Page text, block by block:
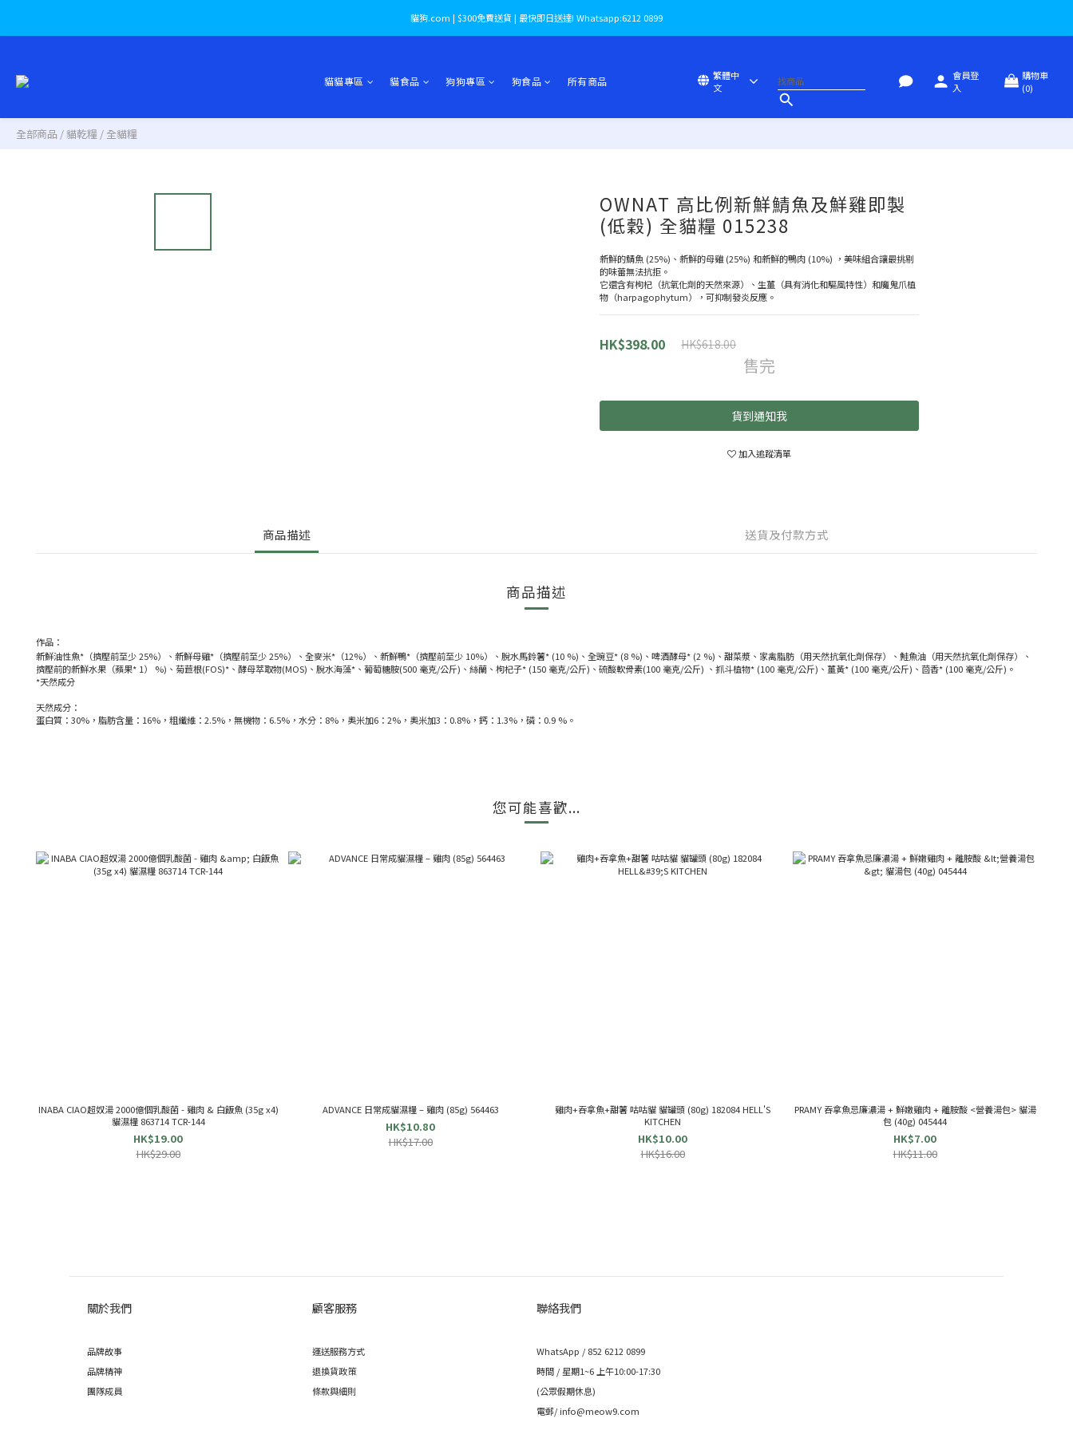
貓狗.com | $300免費送貨 | 最快即日送達! Whatsapp:6212 0899
繁體中
文
會員登
入
購物車
(0)
貓貓專區 貓食品 狗狗專區 狗食品 所有商品
全部商品 /貓乾糧 / 全貓糧
OWNAT 高比例新鮮鯖魚及鮮雞即製
(低穀) 全貓糧 015238
新鮮的鯖魚 (25%)、新鮮的母雞 (25%) 和新鮮的鴨肉 (10%) ，美味組合讓最挑剔
的味蕾無法抗拒。
它還含有枸杞（抗氧化劑的天然來源）、生薑（具有消化和驅風特性）和魔鬼爪植
物（harpagophytum），可抑制發炎反應。
HK$398.00 HK$618.00
售完
貨到通知我
加入追蹤清單
商品描述 送貨及付款方式
商品描述
作品：
新鮮油性魚*（擠壓前至少 25%）、新鮮母雞*（擠壓前至少 25%）、全麥米*（12%）、新鮮鴨*（擠壓前至少 10%）、脫水馬鈴薯* (10 %)、全豌豆* (8 %)、啤酒酵母* (2 %)、甜菜漿、家禽脂肪（用天然抗氧化劑保存）、鮭魚油（用天然抗氧化劑保存）、
擠壓前的新鮮水果（蘋果* 1） %)、菊苣根(FOS)*、酵母萃取物(MOS)、脫水海藻*、葡萄糖胺(500 毫克/公斤)、絲蘭、枸杞子* (150 毫克/公斤)、硫酸軟骨素(100 毫克/公斤) 、抓斗植物* (100 毫克/公斤)、薑黃* (100 毫克/公斤)、茴香* (100 毫克/公斤)。
*天然成分
天然成分：
蛋白質：30%，脂肪含量：16%，粗纖維：2.5%，無機物：6.5%，水分：8%，奧米加6：2%，奧米加3：0.8%，鈣：1.3%，磷：0.9 %。
您可能喜歡...
INABA CIAO超奴湯 2000億個乳酸菌 - 雞肉 & 白飯魚 (35g x4)
貓濕糧 863714 TCR-144
HK$19.00
HK$29.00
ADVANCE 日常成貓濕糧 – 雞肉 (85g) 564463
HK$10.80
HK$17.00
雞肉+吞拿魚+甜薯 咕咕貓 貓罐頭 (80g) 182084 HELL'S
KITCHEN
HK$10.00
HK$16.00
PRAMY 吞拿魚忌廉濃湯 + 鮮嫩雞肉 + 離胺酸 <營養湯包> 貓湯
包 (40g) 045444
HK$7.00
HK$11.00
關於我們
品牌故事
品牌精神
團隊成員
顧客服務
運送服務方式
退換貨政策
條款與細則
聯絡我們
WhatsApp / 852 6212 0899
時間 / 星期1~6 上午10:00-17:30
(公眾假期休息)
電郵/ info@meow9.com